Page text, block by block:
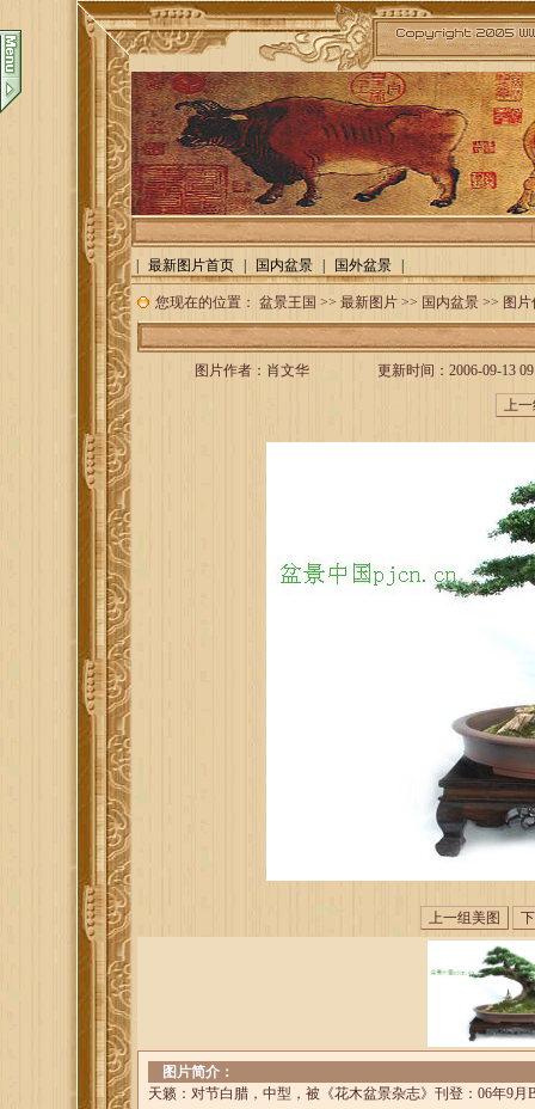
最新图片首页 国内盆景 国外盆景
您现在的位置： 盆景王国 >> 最新图片 >> 国内盆景 >> 图片
图片作者： 肖文华 更新时间：2006-09-13
图片简介：
天籁：对节白腊，中型，被《花木盆景杂志》刊登：06年9